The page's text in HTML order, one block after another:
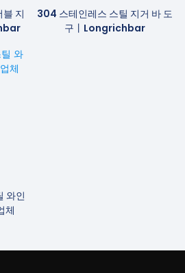
지
304 스테인레스 스틸 지거 바 도
구丨Longrichbar
와인
체